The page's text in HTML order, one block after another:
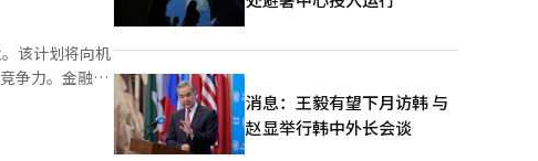
该计划将向机
争力。金融委
理AI领先企业
消息：王毅有望下月访韩 与
赵显举行韩中外长会谈